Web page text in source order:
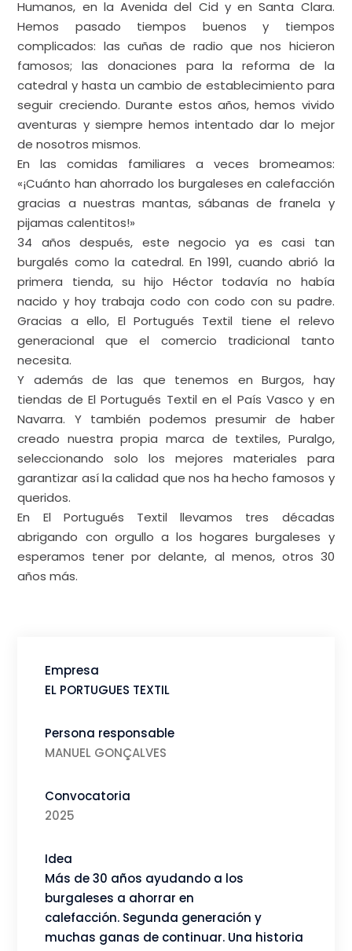
antigua Eladio Perlado, y vio cómo sacaban mobiliario
de una tienda grande y bien iluminada. En el
escaparate, un cartel anunciaba “Se traspasa”. Su
olfato comercial le dijo que ahí había una promesa
de negocio y al día siguiente ya había cerrado el
trato con la agencia: iba a abrir una tienda de textil
hogar de Portugal en el corazón de Gamonal. La
ilusión y el miedo se iban abriendo camino.
El resto es historia: una pequeña empresa familiar
que todo el mundo conoce en Burgos.
Al principio vendíamos las toallas al peso y una
báscula presidía el mostrador. Gamonal nos recibió
con los brazos abiertos: las dos primeras semanas, la
tienda parecía Galerías Preciados el primer día de
rebajas. Cuando se acabaron las toallas al peso, la
clientela nos preguntaba por juegos de toallas,
sábanas y paños de cocina portugueses. Lo que
fuera. Querían salir de allí con un auténtico producto
portugués, bueno, bonito y barato.
Hoy tenemos tres tiendas en Burgos: en Derechos
Humanos, en la Avenida del Cid y en Santa Clara.
Hemos pasado tiempos buenos y tiempos
complicados: las cuñas de radio que nos hicieron
famosos; las donaciones para la reforma de la
catedral y hasta un cambio de establecimiento para
seguir creciendo. Durante estos años, hemos vivido
aventuras y siempre hemos intentado dar lo mejor
de nosotros mismos.
En las comidas familiares a veces bromeamos:
burgalés como la catedral. En 1991, cuando abrió la
primera tienda, su hijo Héctor todavía no había
Gracias a ello, El Portugués Textil tiene el relevo
generacional que el comercio tradicional tanto
tiendas de El Portugués Textil en el País Vasco y en
Navarra. Y también podemos presumir de haber
seleccionando solo los mejores materiales para
garantizar así la calidad que nos ha hecho famosos y
queridos.
En El Portugués Textil llevamos tres décadas
abrigando con orgullo a los hogares burgaleses y